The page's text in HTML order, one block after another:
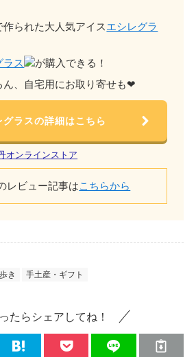
られた大人気アイスエシレグラ
ラス
が購入できる！
ん、自宅用にお取り寄せも❤︎
グラスの詳細はこちら
オンラインストア
レビュー記事はこちらから
き 手土産・ギフト
たらシェアしてね！